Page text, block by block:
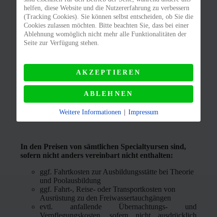
Bitte klicken Sie auf: den Bär
ABSCHICKEN
In den Preisen von sämtlichen Specialtyursen sind,
sofern nicht anders vereinbart nicht enthalten:
ggf. Fahrtkosten zur Ausbildungsstätte bei Theorie
und Poolausbildung
ggf. Fahrt-, Reise- oder Transportkosten von
Ausrüstung zu den Freiwassertauchgängen
evtl. anfallende Übernachtungs- und
Verpflegungskosten, sofern nicht ausdrücklich
helfen, diese Website und die Nutzererfahrung zu verbessern
(Tracking Cookies). Sie können selbst entscheiden, ob Sie die
Cookies zulassen möchten. Bitte beachten Sie, dass bei einer
Ablehnung womöglich nicht mehr alle Funktionalitäten der
Seite zur Verfügung stehen.
AKZEPTIEREN
ABLEHNEN
Weitere Informationen Impressum